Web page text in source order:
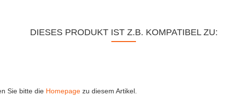
DIESES PRODUKT IST Z.B. KOMPATIBEL ZU:
Sie bitte die Homepage zu diesem Artikel.